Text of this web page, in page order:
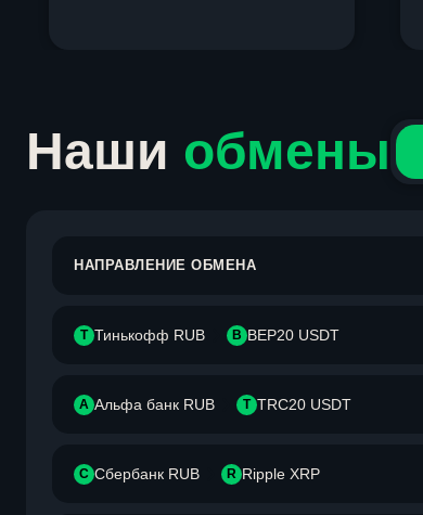
Наши обмены
НАПРАВЛЕНИЕ ОБМЕНА
Т Тинькофф RUB B BEP20 USDT
А Альфа банк RUB T TRC20 USDT
С Сбербанк RUB R Ripple XRP